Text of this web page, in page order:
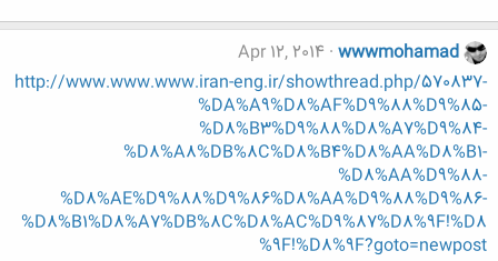
wwwmohamad
Apr 12, 2014
http://www.www.www.iran-eng.ir/showthread.php/570837-
%DA%A9%D8%AF%D9%88%D9%85-
%D8%B3%D9%88%D8%A7%D9%84-
%D8%A8%DB%8C%D8%B4%D8%AA%D8%B1-
%D8%AA%D9%88-
%D8%AE%D9%88%D9%86%D8%AA%D9%88%D9%86-
%D8%B1%D8%A7%DB%8C%D8%AC%D9%87%D8%9F!%D8
%9F!%D8%9F?goto=newpost